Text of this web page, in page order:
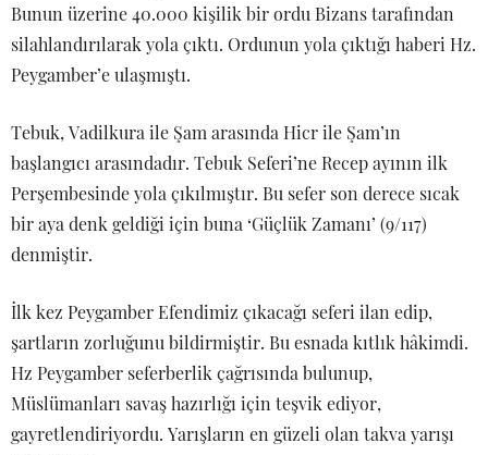
Bunun üzerine 40.000 kişilik bir ordu Bizans tarafından
silahlandırılarak yola çıktı. Ordunun yola çıktığı haberi Hz.
Peygamber’e ulaşmıştı.
Tebuk, Vadilkura ile Şam arasında Hicr ile Şam’ın
başlangıcı arasındadır. Tebuk Seferi’ne Recep ayının ilk
Perşembesinde yola çıkılmıştır. Bu sefer son derece sıcak
bir aya denk geldiği için buna ‘Güçlük Zamanı’ (9/117)
denmiştir.
İlk kez Peygamber Efendimiz çıkacağı seferi ilan edip,
şartların zorluğunu bildirmiştir. Bu esnada kıtlık hâkimdi.
Hz Peygamber seferberlik çağrısında bulunup,
Müslümanları savaş hazırlığı için teşvik ediyor,
gayretlendiriyordu. Yarışların en güzeli olan takva yarışı